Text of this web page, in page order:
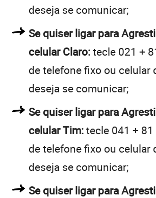
deseja se comunicar;
Se quiser ligar para
celular Claro:tecle 021 +
de telefone fixo ou celular
deseja se comunicar;
Se quiser ligar para
celular Tim:tecle 041 +
de telefone fixo ou celular
deseja se comunicar;
Se quiser ligar para